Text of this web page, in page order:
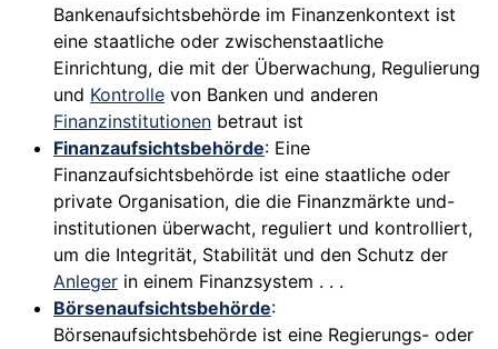
Bankenaufsichtsbehörde im Finanzenkontext ist
eine staatliche oder zwischenstaatliche
Einrichtung, die mit der Überwachung, Regulierung
und Kontrolle von Banken und anderen
Finanzinstitutionen betraut ist
Finanzaufsichtsbehörde: Eine
Finanzaufsichtsbehörde ist eine staatliche oder
private Organisation, die die Finanzmärkte und-
institutionen überwacht, reguliert und kontrolliert,
um die Integrität, Stabilität und den Schutz der
Anleger in einem Finanzsystem . . .
Börsenaufsichtsbehörde:
Börsenaufsichtsbehörde ist eine Regierungs- oder